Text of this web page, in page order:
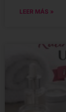
LEER MÁS »